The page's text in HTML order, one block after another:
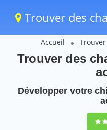
Trouver des
Accueil
Trouver des
Développer votre